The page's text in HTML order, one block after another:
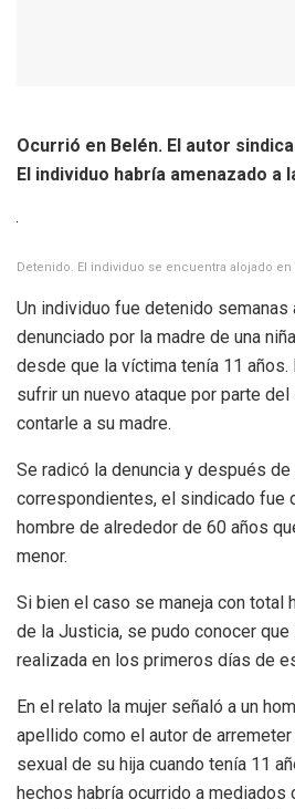
Ocurrió en Belén. El autor
El individuo habría amenazado a
Detenido. El individuo se encuentra alojado
Un individuo fue detenido
denunciado por la madre de una
desde que la víctima tenía 11 años.
sufrir un nuevo ataque por parte
contarle a su madre.
Se radicó la denuncia y después
correspondientes, el sindicado fue
hombre de alrededor de 60 años
menor.
Si bien el caso se maneja con total
de la Justicia, se pudo conocer que
realizada en los primeros días de
En el relato la mujer señaló a un
apellido como el autor de
sexual de su hija cuando tenía 11
hechos habría ocurrido a mediados